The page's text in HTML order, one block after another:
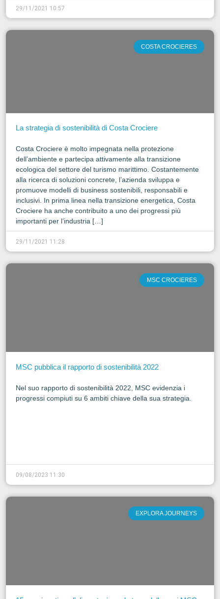
29/11/2021 10:57
COSTA CROCIERES
La strategia di sostenibilità di Costa Crociere
Costa Crociere è molto impegnata nella protezione
dell’ambiente e partecipa attivamente alla transizione
ecologica del settore del turismo marittimo. Costantemente
alla ricerca di soluzioni concrete, l’azienda sviluppa e
promuove modelli di business sostenibili, responsabili e
inclusivi. In prima linea nella transizione energetica, Costa
Crociere ha anche contribuito a uno dei progressi più
importanti per l’industria […]
29/11/2021 11:28
MSC CROCIERES
MSC pubblica il rapporto di sostenibilità 2022
Nel suo rapporto di sostenibilità 2022, MSC evidenzia i
progressi compiuti su 6 ambiti chiave della sua strategia.
09/08/2023 11:30
EXPLORA JOURNEYS